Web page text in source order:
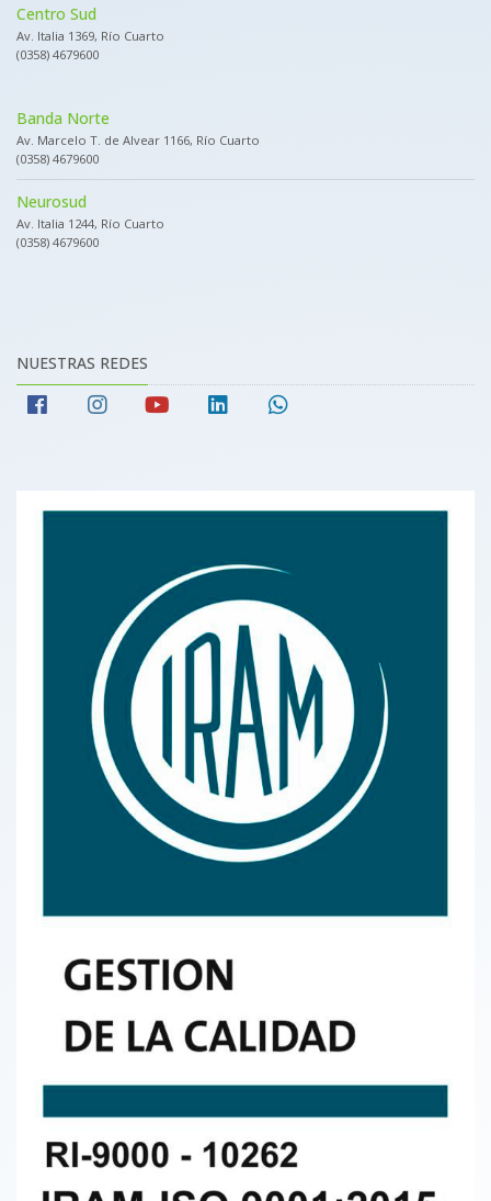
Centro Sud
Av. Italia 1369, Río Cuarto
(0358) 4679600
Banda Norte
Av. Marcelo T. de Alvear 1166, Río Cuarto
(0358) 4679600
Neurosud
Av. Italia 1244, Río Cuarto
(0358) 4679600
NUESTRAS REDES